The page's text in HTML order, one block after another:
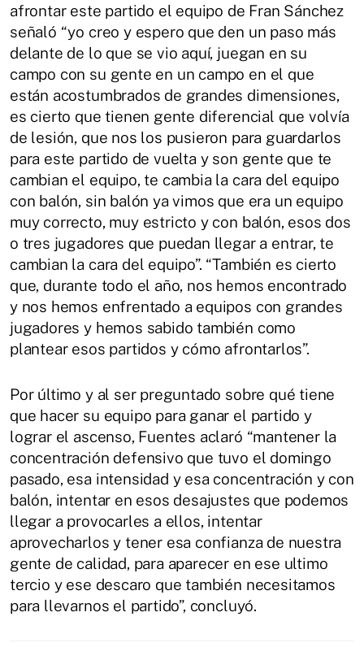
afrontar este partido el equipo de Fran Sánchez
señaló “yo creo y espero que den un paso más
delante de lo que se vio aquí, juegan en su
campo con su gente en un campo en el que
están acostumbrados de grandes dimensiones,
es cierto que tienen gente diferencial que volvía
de lesión, que nos los pusieron para guardarlos
para este partido de vuelta y son gente que te
cambian el equipo, te cambia la cara del equipo
con balón, sin balón ya vimos que era un equipo
muy correcto, muy estricto y con balón, esos dos
o tres jugadores que puedan llegar a entrar, te
cambian la cara del equipo”. “También es cierto
que, durante todo el año, nos hemos encontrado
y nos hemos enfrentado a equipos con grandes
jugadores y hemos sabido también como
plantear esos partidos y cómo afrontarlos”.
Por último y al ser preguntado sobre qué tiene
que hacer su equipo para ganar el partido y
lograr el ascenso, Fuentes aclaró “mantener la
concentración defensivo que tuvo el domingo
pasado, esa intensidad y esa concentración y con
balón, intentar en esos desajustes que podemos
llegar a provocarles a ellos, intentar
aprovecharlos y tener esa confianza de nuestra
gente de calidad, para aparecer en ese ultimo
tercio y ese descaro que también necesitamos
para llevarnos el partido”, concluyó.